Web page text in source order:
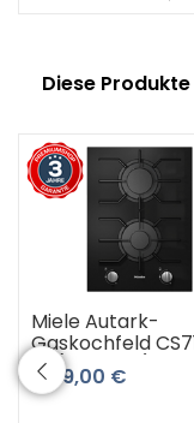
Diese
Miele Autark-
Gaskochfeld
FL (schwarz) 3
Premiumshop
1.159,00 €